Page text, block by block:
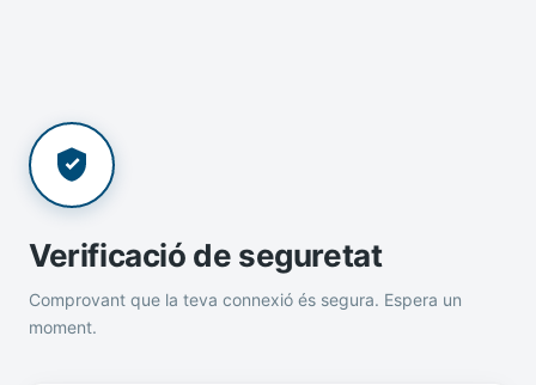
Verificació de seguretat
Comprovant que la teva connexió és segura. Espera un
moment.